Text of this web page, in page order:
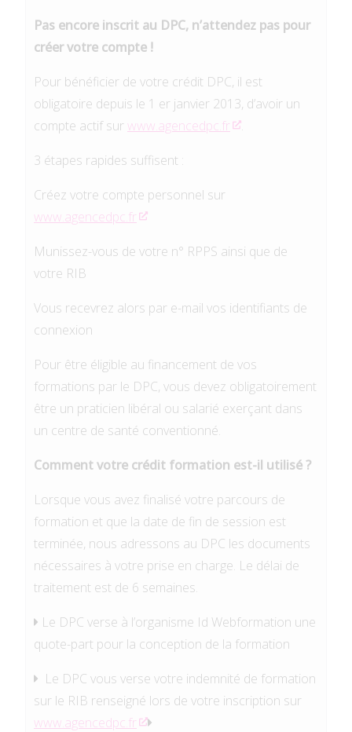
Pas encore inscrit au DPC, n’attendez pas pour
créer votre compte !
Pour bénéficier de votre crédit DPC, il est
obligatoire depuis le 1 er janvier 2013, d’avoir un
compte actif sur www.agencedpc.fr
.
3 étapes rapides suffisent :
Créez votre compte personnel sur
www.agencedpc.fr
Munissez-vous de votre n° RPPS ainsi que de
votre RIB
Vous recevrez alors par e-mail vos identifiants de
connexion
Pour être éligible au financement de vos
formations par le DPC, vous devez obligatoirement
être un praticien libéral ou salarié exerçant dans
un centre de santé conventionné.
Comment votre crédit formation est-il utilisé ?
Lorsque vous avez finalisé votre parcours de
formation et que la date de fin de session est
terminée, nous adressons au DPC les documents
nécessaires à votre prise en charge. Le délai de
traitement est de 6 semaines.
Le DPC verse à l’organisme Id Webformation une
quote-part pour la conception de la formation
Le DPC vous verse votre indemnité de formation
sur le RIB renseigné lors de votre inscription sur
www.agencedpc.fr